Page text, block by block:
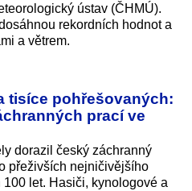
ústav (ČHMÚ).
rekordních hodnot a
a větrem.
tisíce pohřešovaných:
prací ve
dorazil český záchranný
přeživších nejničivějšího
let. Hasiči, kynologové a